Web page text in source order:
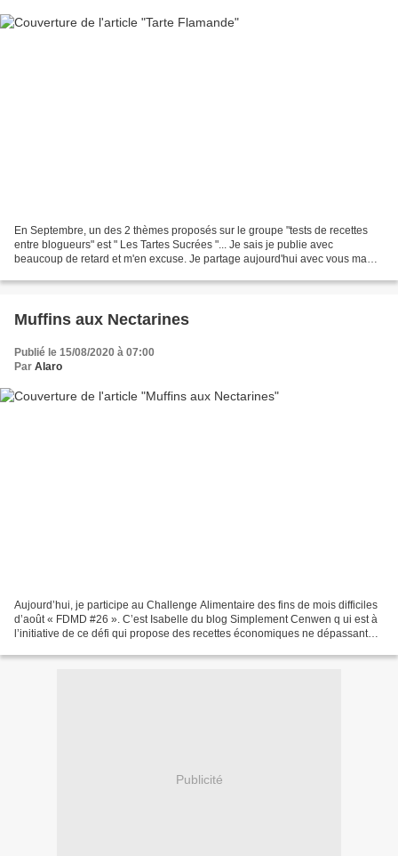
En Septembre, un des 2 thèmes proposés sur le groupe "tests de recettes
entre blogueurs" est " Les Tartes Sucrées "... Je sais je publie avec
beaucoup de retard et m'en excuse. Je partage aujourd'hui avec vous ma
Muffins aux Nectarines
Publié le 15/08/2020 à 07:00
Par Alaro
Aujourd’hui, je participe au Challenge Alimentaire des fins de mois difficiles
d’août « FDMD #26 ». C’est Isabelle du blog Simplement Cenwen q ui est à
l’initiative de ce défi qui propose des recettes économiques ne dépassant
Publicité